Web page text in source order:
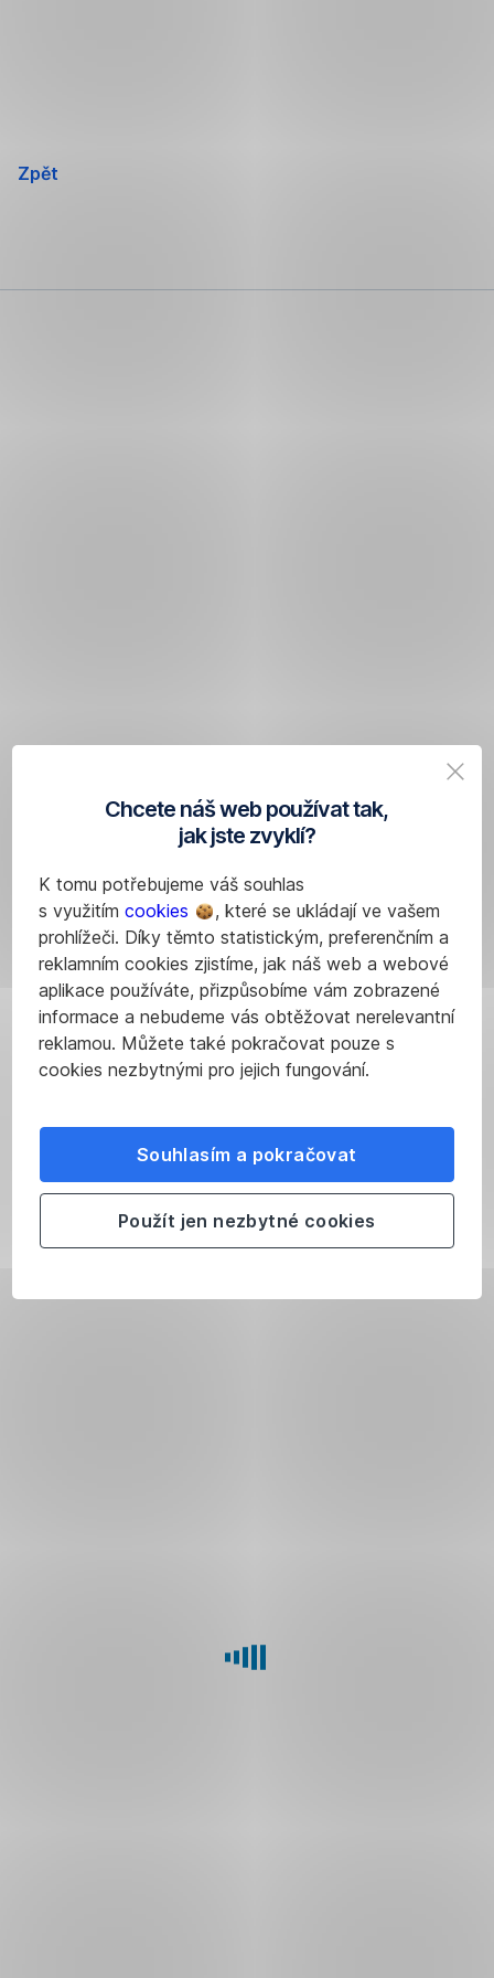
Chcete náš web používat tak,
jak jste zvyklí?
K tomu potřebujeme váš souhlas
s využitím cookies
, které se ukládají ve vašem
prohlížeči. Díky těmto statistickým, preferenčním a
reklamním cookies zjistíme, jak náš web a webové
aplikace používáte, přizpůsobíme vám zobrazené
informace a nebudeme vás obtěžovat nerelevantní
reklamou. Můžete také pokračovat pouze s
cookies nezbytnými pro jejich fungování.
Souhlasím a pokračovat
Použít jen nezbytné cookies
Zpět